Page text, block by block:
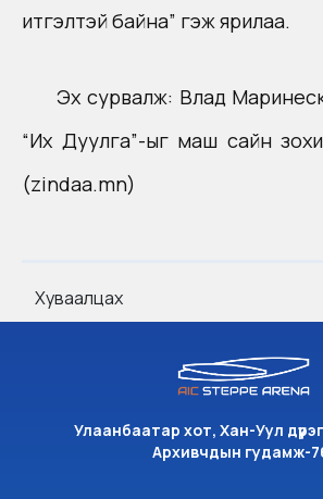
итгэлтэй байна” гэж ярилаа.
Эх сурвалж: Влад
“Их Дуулга”-ыг маш сайн
(zindaa.mn)
Хуваалцах
Улаанбаатар хот, Хан-Уул
Архивчдын гудамж-